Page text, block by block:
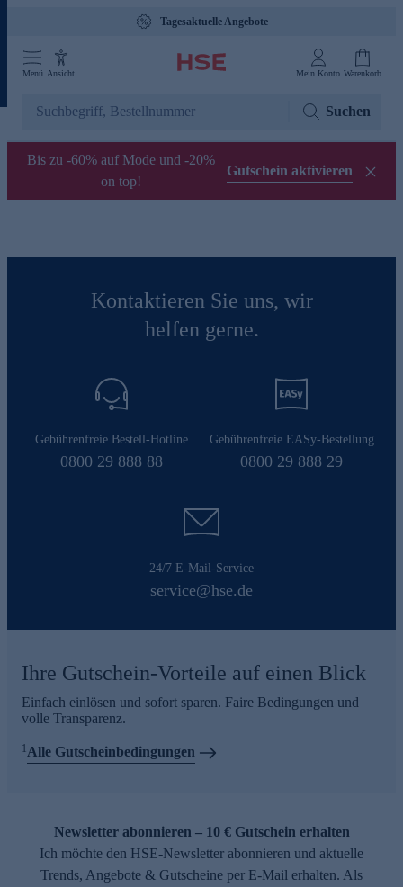
Tagesaktuelle Angebote
Menü Ansicht Mein Konto Warenkorb
Suchen
Bis zu -60% auf Mode und -20%
on top!
Gutschein aktivieren
Kontaktieren Sie uns, wir
helfen gerne.
Gebührenfreie Bestell-Hotline
0800 29 888 88
Gebührenfreie EASy-Bestellung
0800 29 888 29
24/7 E-Mail-Service
service@hse.de
Ihre Gutschein-Vorteile auf einen Blick
Einfach einlösen und sofort sparen. Faire Bedingungen und
volle Transparenz.
1Alle Gutscheinbedingungen
Newsletter abonnieren – 10 € Gutschein erhalten
Ich möchte den HSE-Newsletter abonnieren und aktuelle
Trends, Angebote & Gutscheine per E-Mail erhalten. Als